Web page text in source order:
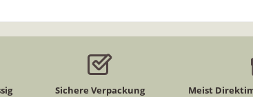
Sichere Verpackung Meist